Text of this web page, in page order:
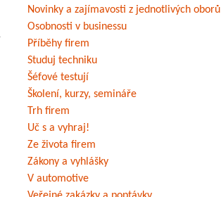
Novinky a zajímavosti z jednotlivých oborů
Osobnosti v businessu
Příběhy firem
Studuj techniku
Šéfové testují
Školení, kurzy, semináře
Trh firem
Uč s a vyhraj!
Ze života firem
Zákony a vyhlášky
V automotive